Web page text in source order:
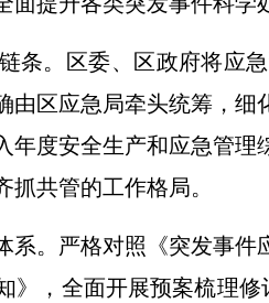
条。区委、区政府将应
由区应急局牵头统筹，
年度安全生产和应急管
共管的工作格局。
系。严格对照《突发事
》，全面开展预案梳理